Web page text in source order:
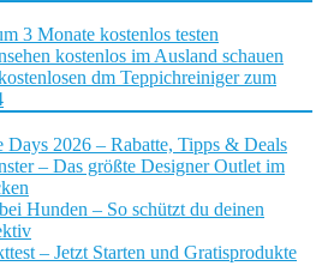
3 Monate kostenlos testen
kostenlos im Ausland schauen
dm Teppichreiniger zum
Days 2026 – Rabatte, Tipps & Deals
– Das größte Designer Outlet im
Hunden – So schützt du deinen
– Jetzt Starten und Gratisprodukte